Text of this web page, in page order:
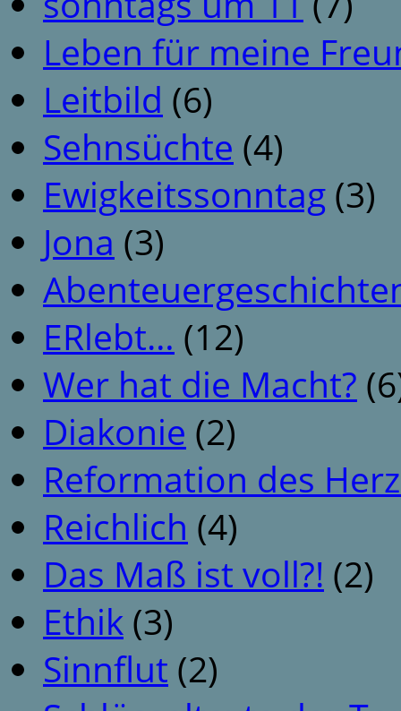
Leben für meine
Leitbild (6)
Sehnsüchte (4)
Ewigkeitssonntag (3)
Jona (3)
ERlebt… (12)
Wer hat die Macht?
Diakonie (2)
Reformation des
Reichlich (4)
Das Maß ist voll?! (2)
Ethik (3)
Sinnflut (2)